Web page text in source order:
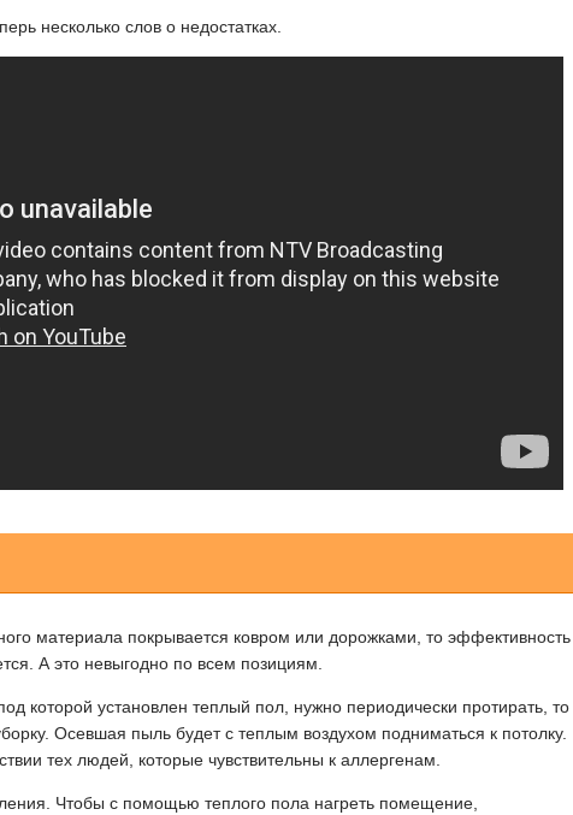
несколько слов о недостатках.
материала покрывается ковром или дорожками, то эффективность
А это невыгодно по всем позициям.
которой установлен теплый пол, нужно периодически протирать, то
Осевшая пыль будет с теплым воздухом подниматься к потолку.
тех людей, которые чувствительны к аллергенам.
Чтобы с помощью теплого пола нагреть помещение,